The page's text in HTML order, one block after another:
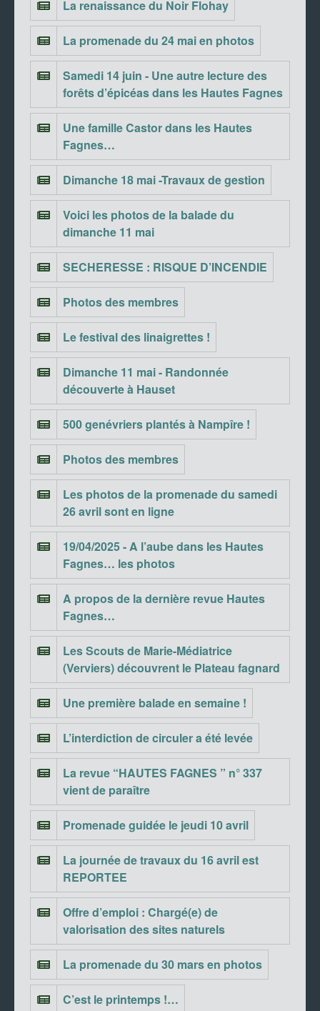
La renaissance du Noir Flohay
La promenade du 24 mai en photos
Samedi 14 juin - Une autre lecture des
forêts d’épicéas dans les Hautes Fagnes
Une famille Castor dans les Hautes
Fagnes…
Dimanche 18 mai -Travaux de gestion
Voici les photos de la balade du
dimanche 11 mai
SECHERESSE : RISQUE D’INCENDIE
Photos des membres
Le festival des linaigrettes !
Dimanche 11 mai - Randonnée
découverte à Hauset
500 genévriers plantés à Nampîre !
Photos des membres
Les photos de la promenade du samedi
26 avril sont en ligne
19/04/2025 - A l’aube dans les Hautes
Fagnes… les photos
A propos de la dernière revue Hautes
Fagnes…
Les Scouts de Marie-Médiatrice
(Verviers) découvrent le Plateau fagnard
Une première balade en semaine !
L’interdiction de circuler a été levée
La revue “HAUTES FAGNES ” n° 337
vient de paraître
Promenade guidée le jeudi 10 avril
La journée de travaux du 16 avril est
REPORTEE
Offre d’emploi : Chargé(e) de
valorisation des sites naturels
La promenade du 30 mars en photos
C’est le printemps !…